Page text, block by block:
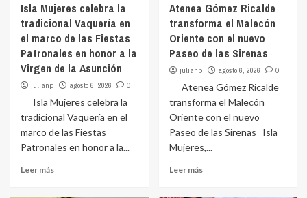
Isla Mujeres celebra la
tradicional Vaquería en
el marco de las Fiestas
Patronales en honor a la
Virgen de la Asunción
julianp agosto 6, 2026 0
Isla Mujeres celebra la
tradicional Vaquería en el
marco de las Fiestas
Patronales en honor a la...
Leer más
Atenea Gómez Ricalde
transforma el Malecón
Oriente con el nuevo
Paseo de las Sirenas
julianp agosto 6, 2026 0
Atenea Gómez Ricalde
transforma el Malecón
Oriente con el nuevo
Paseo de las Sirenas Isla
Mujeres,...
Leer más